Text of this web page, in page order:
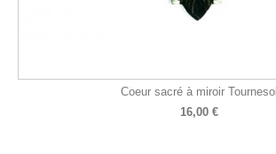
Coeur sacré à miroir Tournesol
16,00 €